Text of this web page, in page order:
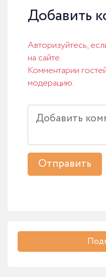
Добавить
Авторизуйтесь,
на сайте.
Комментарии
модерацию.
Отправить